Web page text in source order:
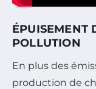
ÉPUISEMENT
POLLUTION
En plus des
production de